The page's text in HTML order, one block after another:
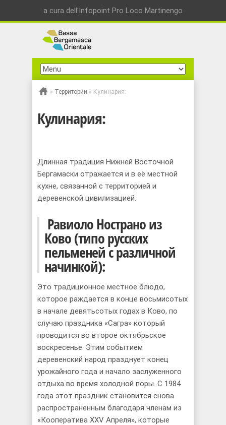
a cura dell'Infopoint Pro Loco Martinengo
» Территории » Кулинария:
Кулинария:
Длинная традиция Hижней Bосточной
Бергамаски отражается и в её местной
кухне, связанной с территорией и
деревенской цивилизацией.
Равиоло Нострано из
Ково (типо русских
пельменей с различной
начинкой):
Это традиционное местное блюдо,
которое раждается в конце восьмисотых
в начале девятьсотых годах в Ково, по
случаю праздника «Сагра» который
проводится во второе октябрьское
воскресенье. Этим событием
деревенский народ празднует конец
урожайного года и начало заслуженного
отдыха во время холодной поpы. С 1984
года этот праздник становится снова
распространенным благодаря членам из
«Кооператива ХХV Апреля», которые